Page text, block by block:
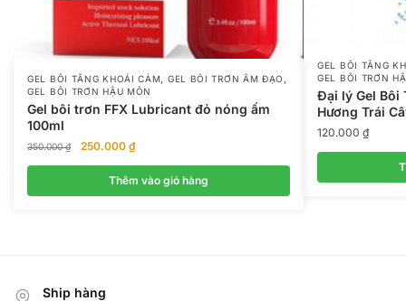
GEL BÔI TĂNG KHOÁI CẢM, GEL BÔI TRƠN ÂM ĐẠO ,
GEL BÔI TRƠN HẬU MÔN
Gel bôi trơn FFX Lubricant đỏ nóng ấm
100ml
350.000₫
Giá
350.000 ₫.
250.000 ₫Giá
tại
là:
Thêm vào giỏ hàng
GEL BÔI TĂNG
GEL BÔI TRƠN
Đại lý Gel Bôi
Hương Trái
120.000 ₫
Ship hàng